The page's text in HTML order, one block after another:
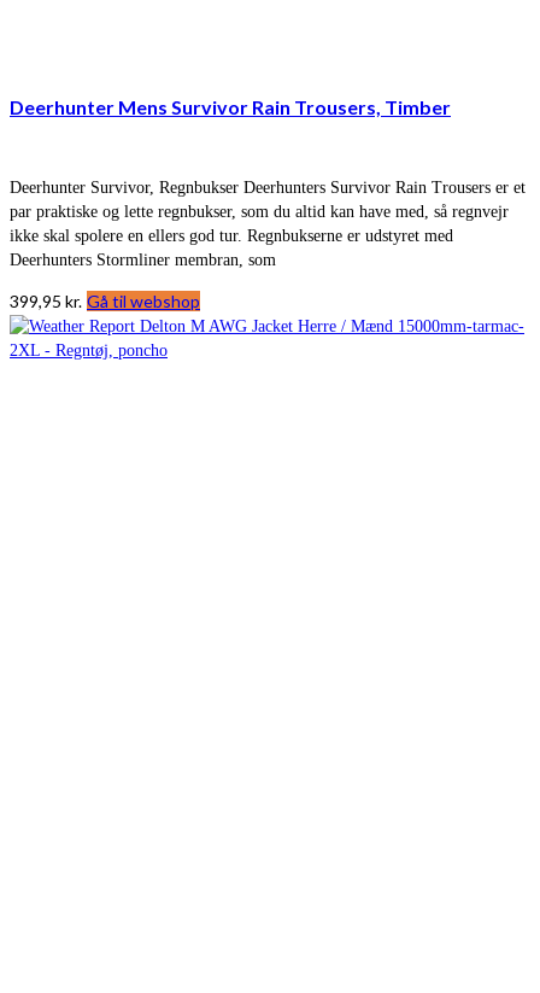
Deerhunter Mens Survivor Rain Trousers, Timber
Deerhunter Survivor, Regnbukser Deerhunters Survivor Rain Trousers er et
par praktiske og lette regnbukser, som du altid kan have med, så regnvejr
ikke skal spolere en ellers god tur. Regnbukserne er udstyret med
Deerhunters Stormliner membran, som
399,95 kr. Gå til webshop